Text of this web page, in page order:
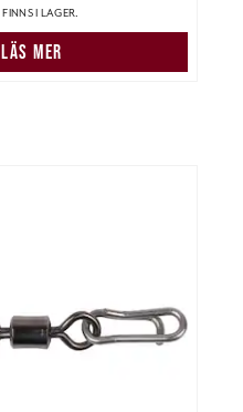
FINNS I LAGER.
LÄS MER